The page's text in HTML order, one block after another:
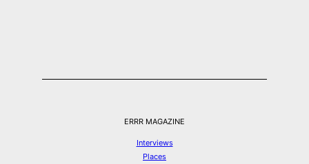
ERRR MAGAZINE
Interviews
Places